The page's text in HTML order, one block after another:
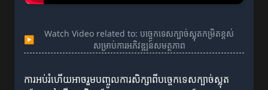
▶
Watch Video related to: បច្ចេកទេសក្បាច់ស្លុតកម្រិតខ្ពស់
សម្រាប់ការអភិវឌ្ឍន៍សមត្ថភាព
ការអប់រំហើយអាចរួមបញ្ចូលការសិក្សាពីបច្ចេកទេសក្បាច់ស្លុត